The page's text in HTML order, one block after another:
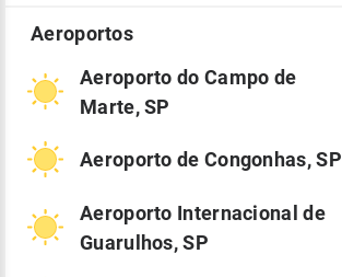
Aeroporto do Campo de
Marte, SP
Aeroporto de Congonhas, SP
Aeroporto Internacional de
Guarulhos, SP